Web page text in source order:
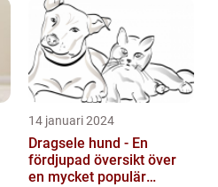
14 januari 2024
Dragsele hund - En
fördjupad översikt över
en mycket populär